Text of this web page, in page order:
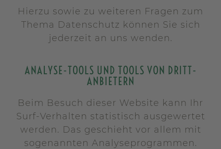
Hierzu sowie zu weiteren Fragen zum
Thema Datenschutz können Sie sich
jederzeit an uns wenden.
ANALYSE-TOOLS UND TOOLS VON DRITT­
ANBIETERN
Beim Besuch dieser Website kann Ihr
Surf-Verhalten statistisch ausgewertet
werden. Das geschieht vor allem mit
sogenannten Analyseprogrammen.